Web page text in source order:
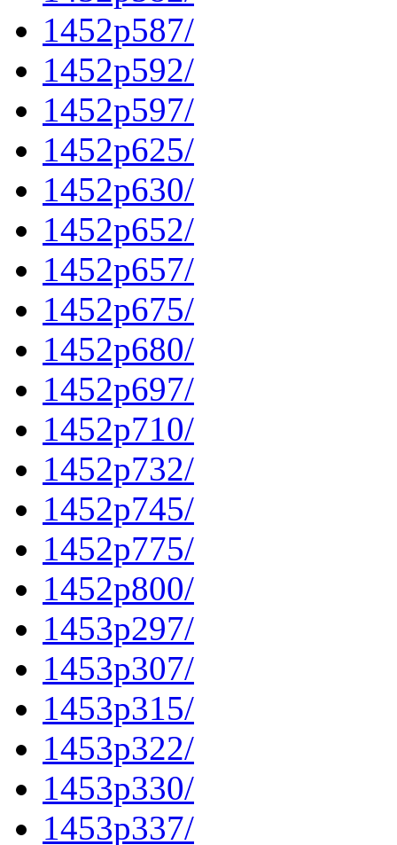
1452p587/
1452p592/
1452p597/
1452p625/
1452p630/
1452p652/
1452p657/
1452p675/
1452p680/
1452p697/
1452p710/
1452p732/
1452p745/
1452p775/
1452p800/
1453p297/
1453p307/
1453p315/
1453p322/
1453p330/
1453p337/